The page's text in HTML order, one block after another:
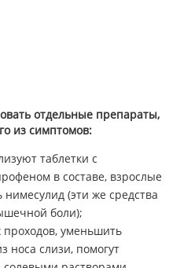
отдельные препараты,
из симптомов:
таблетки с
в составе, взрослые
(эти же средства
боли);
проходов, уменьшить
носа слизи, помогут